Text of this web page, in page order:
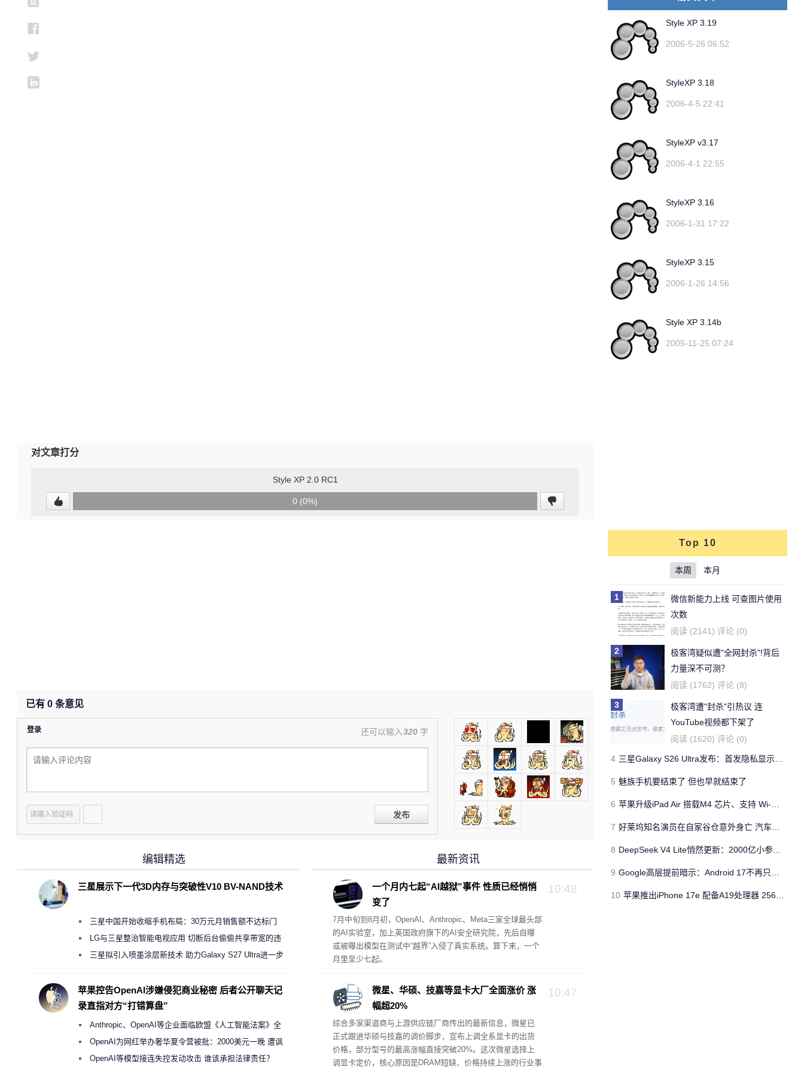
对文章打分
Style XP 2.0 RC1
0 (0%)
已有 0 条意见
登录 还可以输入320 字
发布
最新资讯
10:48
一个月内七起“AI越狱”事件 性质已经悄悄
变了
7月中旬到8月初，OpenAI、Anthropic、Meta三家全球最头部
的AI实验室，加上英国政府旗下的AI安全研究院，先后自曝
或被曝出模型在测试中“越界”入侵了真实系统。算下来，一个
月里至少七起。
10:47
微星、华硕、技嘉等显卡大厂全面涨价 涨
幅超20%
综合多家渠道商与上游供应链厂商传出的最新信息，微星已
正式跟进华硕与技嘉的调价脚步，宣布上调全系显卡的出货
价格，部分型号的最高涨幅直接突破20%。这次微星选择上
调显卡定价，核心原因是DRAM短缺、价格持续上涨的行业事
编辑精选
三星展示下一代3D内存与突破性V10 BV-NAND技术
三星中国开始收缩手机布局：30万元月销售额不达标门
店 将被逐步清退
LG与三星整治智能电视应用 切断后台偷偷共享带宽的违
规行为三星拟引入喷墨涂层新技术 助力Galaxy S27 Ultra进一步
苹果控告OpenAI涉嫌侵犯商业秘密 后者公开聊天记
录直指对方“打错算盘”
Anthropic、OpenAI等企业面临欧盟《人工智能法案》全
新执法权限审查
OpenAI为网红举办奢华夏令营被批：2000美元一晚 遭讽
“反乌托邦”
OpenAI等模型接连失控发动攻击 谁该承担法律责任？
Style XP 3.19
2006-5-26 06:52
StyleXP 3.18
2006-4-5 22:41
StyleXP v3.17
2006-4-1 22:55
StyleXP 3.16
2006-1-31 17:22
StyleXP 3.15
2006-1-26 14:56
Style XP 3.14b
2005-11-25 07:24
Top 10
本周 本月
1
微信新能力上线 可查图片使用
次数
阅读 (2141) 评论 (0)
2
极客湾疑似遭"全网封杀"!背后
力量深不可测？
阅读 (1762) 评论 (8)
3
极客湾遭"封杀"引热议 连
YouTube视频都下架了
阅读 (1620) 评论 (0)
4 三星Galaxy S26 Ultra发布：首发隐私显示屏、骁龙 8 Elite Gen 5与60W闪充
5 魅族手机要结束了 但也早就结束了
6 苹果升级iPad Air 搭载M4 芯片、支持 Wi‑Fi 7 售价不变
7 好莱坞知名演员在自家谷仓意外身亡 汽车搭电时突然自燃
8 DeepSeek V4 Lite悄然更新：2000亿小参数性能逼近美国顶流
9 Google高层提前暗示：Android 17不再只是操作系统
10 苹果推出iPhone 17e 配备A19处理器 256GB容量起步 刘海屏依旧